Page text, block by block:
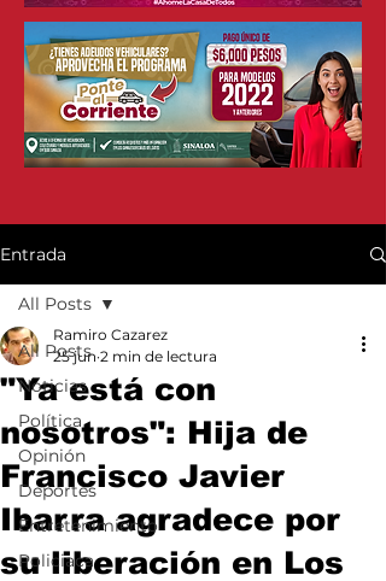
Entrada
All Posts
Noticias
Política
Opinión
Deportes
Entretenimiento
Policiaca
All Posts
"Ya está con
nosotros": Hija de
Francisco Javier
Ibarra agradece por
su liberación en Los
Ramiro Cazarez
25 jun 2 min de lectura